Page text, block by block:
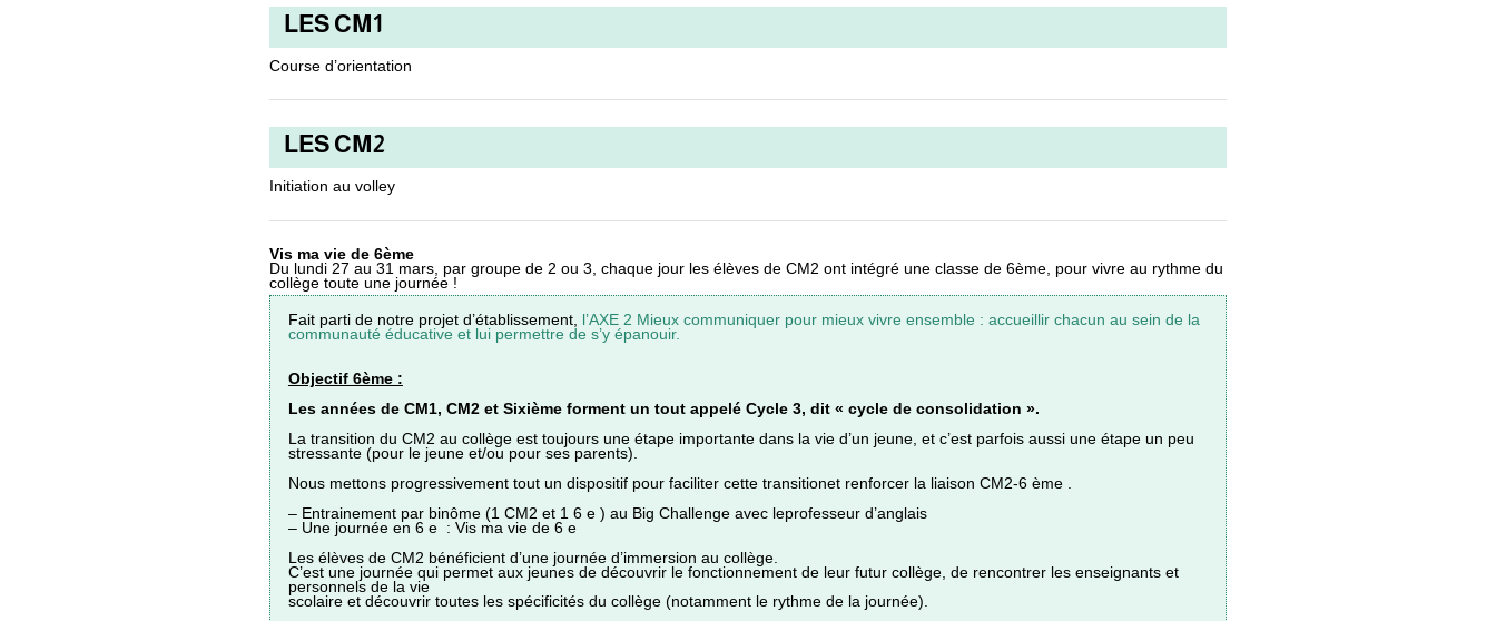
LES CM1
Course d’orientation
LES CM2
Initiation au volley
Vis ma vie de 6ème
Du lundi 27 au 31 mars, par groupe de 2 ou 3, chaque jour les élèves de CM2 ont intégré une classe de 6ème, pour vivre au rythme du
collège toute une journée !
Fait parti de notre projet d’établissement, l’AXE 2 Mieux communiquer pour mieux vivre ensemble : accueillir chacun au sein de la
communauté éducative et lui permettre de s’y épanouir.
Objectif 6ème :
Les années de CM1, CM2 et Sixième forment un tout appelé Cycle 3, dit « cycle de consolidation ».
La transition du CM2 au collège est toujours une étape importante dans la vie d’un jeune, et c’est parfois aussi une étape un peu
stressante (pour le jeune et/ou pour ses parents).
Nous mettons progressivement tout un dispositif pour faciliter cette transitionet renforcer la liaison CM2-6 ème .
– Entrainement par binôme (1 CM2 et 1 6 e ) au Big Challenge avec leprofesseur d’anglais
– Une journée en 6 e : Vis ma vie de 6 e
Les élèves de CM2 bénéficient d’une journée d’immersion au collège.
C’est une journée qui permet aux jeunes de découvrir le fonctionnement de leur futur collège, de rencontrer les enseignants et
personnels de la vie
scolaire et découvrir toutes les spécificités du collège (notamment le rythme de la journée).